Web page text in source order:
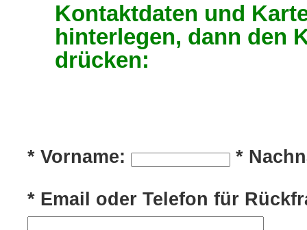
Kontaktdaten und
hinterlegen, dann den
drücken:
* Vorname: *
* Email oder Telefon für